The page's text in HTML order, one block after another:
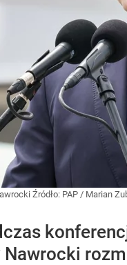
Źródło: PAP / Marian
Nawrocki